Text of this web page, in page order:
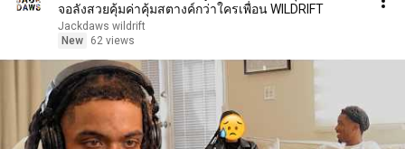
จอลังสวยคุ้มค่าคุ้มสตางค์กว่าใครเพื่อน WILDRIFT
Jackdaws wildrift
New
62 views